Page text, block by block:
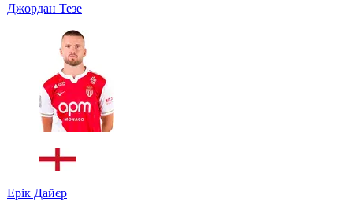
Джордан Тезе
Ерік Дайєр